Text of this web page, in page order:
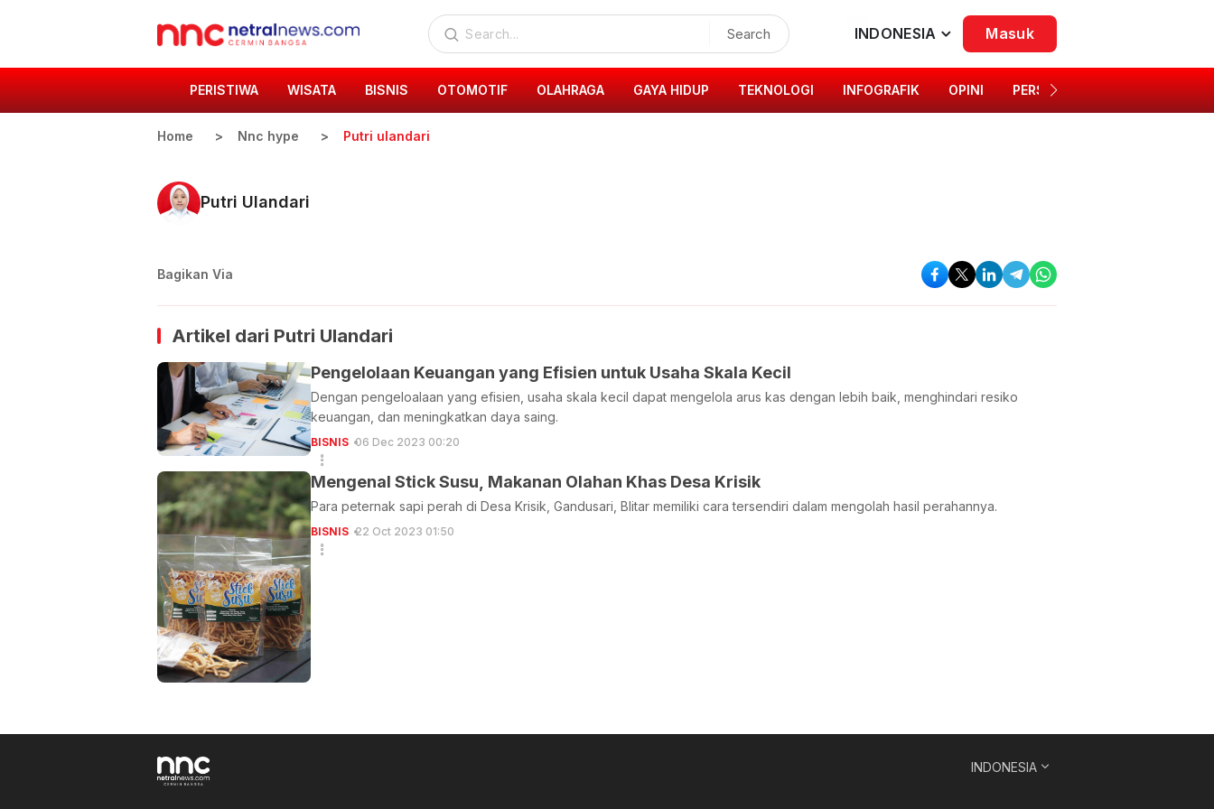
Search INDONESIA Masuk
PERISTIWA WISATA BISNIS OTOMOTIF OLAHRAGA GAYA HIDUP TEKNOLOGI INFOGRAFIK OPINI PERSONA
Home Nnc hype Putri ulandari
Putri Ulandari
Bagikan Via
Artikel dari Putri Ulandari
Pengelolaan Keuangan yang Efisien untuk Usaha Skala Kecil
Dengan pengeloalaan yang efisien, usaha skala kecil dapat mengelola arus kas dengan lebih baik, menghindari resiko
keuangan, dan meningkatkan daya saing.
BISNIS 06 Dec 2023 00:20
Mengenal Stick Susu, Makanan Olahan Khas Desa Krisik
Para peternak sapi perah di Desa Krisik, Gandusari, Blitar memiliki cara tersendiri dalam mengolah hasil perahannya.
BISNIS 22 Oct 2023 01:50
INDONESIA